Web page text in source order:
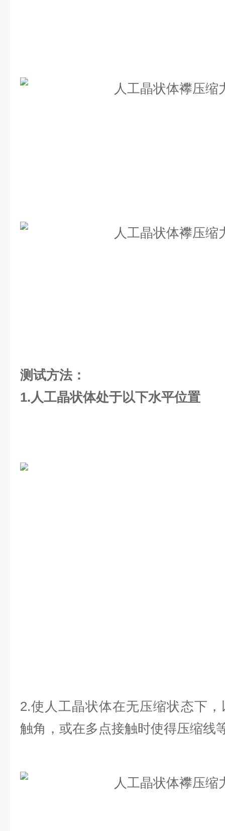
测试方法：
1.人工晶状体处于以下水平位置
2.使人工晶状体在无压缩状态下
触角，或在多点接触时使得压缩线